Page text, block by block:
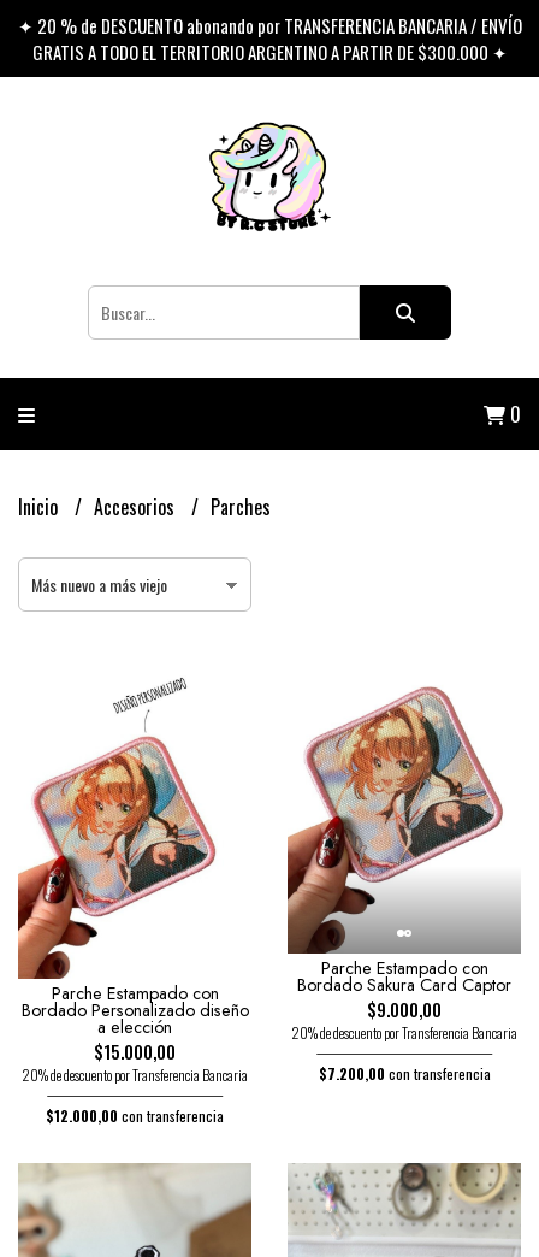
✦ 20 % de DESCUENTO abonando por TRANSFERENCIA BANCARIA / ENVÍO
GRATIS A TODO EL TERRITORIO ARGENTINO A PARTIR DE $300.000 ✦
0
Inicio Accesorios Parches
Parche Estampado con
Bordado Personalizado diseño
a elección
$15.000,00
20% de descuento por Transferencia Bancaria
$12.000,00 con transferencia
Parche Estampado con
Bordado Sakura Card Captor
$9.000,00
20% de descuento por Transferencia Bancaria
$7.200,00 con transferencia